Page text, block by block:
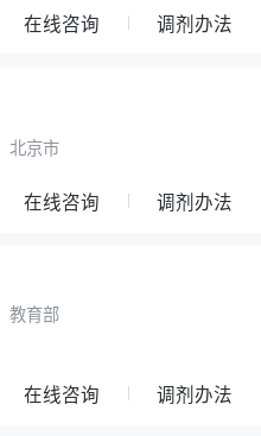
在线咨询 调剂办法
北京市
在线咨询 调剂办法
教育部
在线咨询 调剂办法